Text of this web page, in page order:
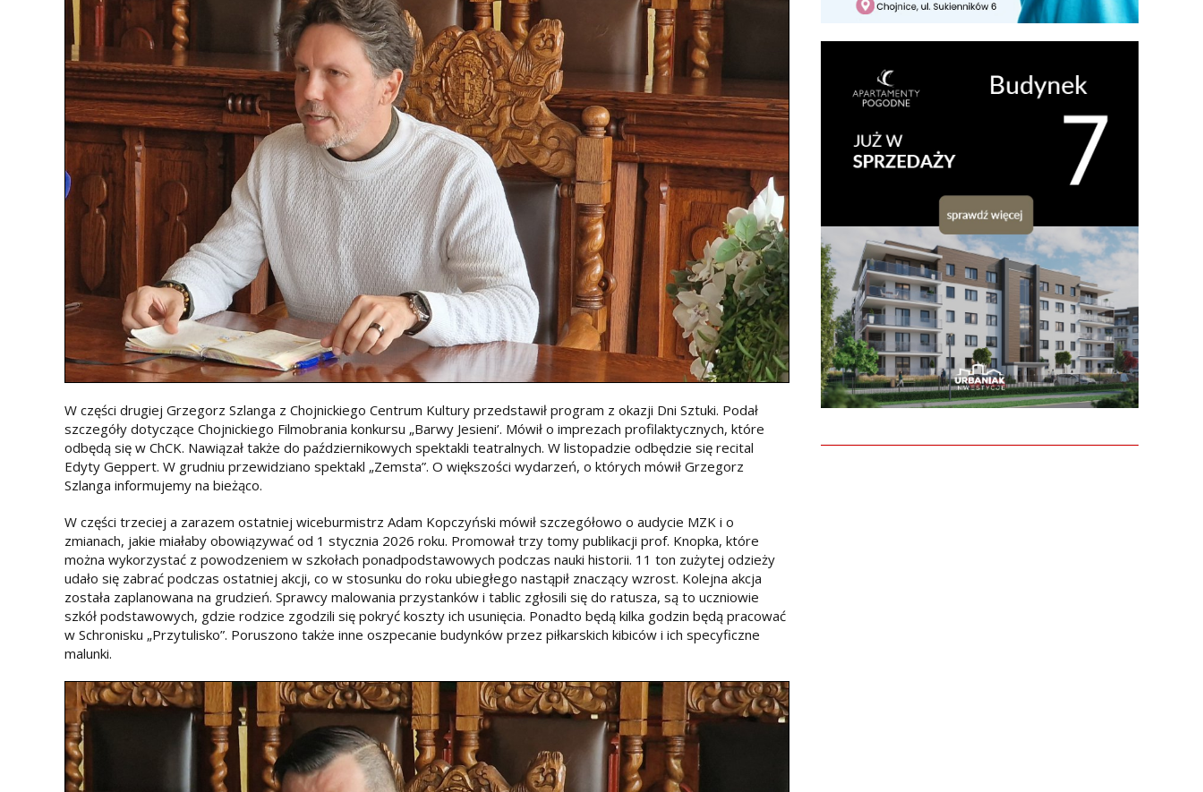
W części drugiej Grzegorz Szlanga z Chojnickiego Centrum Kultury przedstawił program z okazji Dni Sztuki. Podał
szczegóły dotyczące Chojnickiego Filmobrania konkursu „Barwy Jesieni’. Mówił o imprezach profilaktycznych, które
odbędą się w ChCK. Nawiązał także do październikowych spektakli teatralnych. W listopadzie odbędzie się recital
Edyty Geppert. W grudniu przewidziano spektakl „Zemsta”. O większości wydarzeń, o których mówił Grzegorz
Szlanga informujemy na bieżąco.
W części trzeciej a zarazem ostatniej wiceburmistrz Adam Kopczyński mówił szczegółowo o audycie MZK i o
zmianach, jakie miałaby obowiązywać od 1 stycznia 2026 roku. Promował trzy tomy publikacji prof. Knopka, które
można wykorzystać z powodzeniem w szkołach ponadpodstawowych podczas nauki historii. 11 ton zużytej odzieży
udało się zabrać podczas ostatniej akcji, co w stosunku do roku ubiegłego nastąpił znaczący wzrost. Kolejna akcja
została zaplanowana na grudzień. Sprawcy malowania przystanków i tablic zgłosili się do ratusza, są to uczniowie
szkół podstawowych, gdzie rodzice zgodzili się pokryć koszty ich usunięcia. Ponadto będą kilka godzin będą pracować
w Schronisku „Przytulisko”. Poruszono także inne oszpecanie budynków przez piłkarskich kibiców i ich specyficzne
malunki.